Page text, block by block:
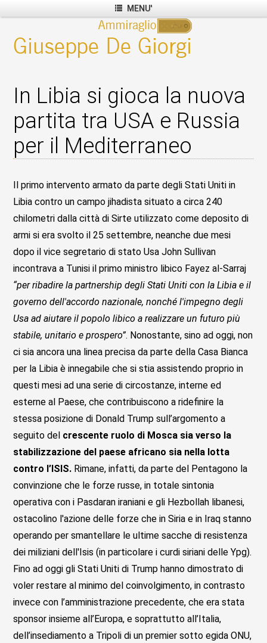
MENU'
In Libia si gioca la nuova
partita tra USA e Russia
per il Mediterraneo
Il primo intervento armato da parte degli Stati Uniti in
Libia contro un campo jihadista situato a circa 240
chilometri dalla città di Sirte utilizzato come deposito di
armi si era svolto il 25 settembre, neanche due mesi
dopo il vice segretario di stato Usa John Sullivan
incontrava a Tunisi il primo ministro libico Fayez al-Sarraj
“per ribadire la partnership degli Stati Uniti con la Libia e il
governo dell'accordo nazionale, nonchél'impegno degli
Usa ad aiutare il popolo libico a realizzare un futuro più
stabile, unitario e prospero”. Nonostante, sino ad oggi, non
ci sia ancora una linea precisa da parte della Casa Bianca
per la Libia è innegabile che si stia assistendo proprio in
questi mesi ad una serie di circostanze, interne ed
esterne al Paese, che contribuiscono a ridefinire la
stessa posizione di Donald Trump sull’argomento a
seguito del crescente ruolo di Mosca sia verso la
stabilizzazione del paese africano sia nella lotta
contro l’ISIS. Rimane, infatti, da parte del Pentagono la
convinzione che le forze russe, in totale sintonia
operativa con i Pasdaran iraniani e gli Hezbollah libanesi,
ostacolino l'azione delle forze che in Siria e in Iraq stanno
operando per smantellare le ultime sacche di resistenza
dei miliziani dell'Isis (in particolare i curdi siriani delle Ypg).
Fino ad oggi gli Stati Uniti di Trump hanno dimostrato di
voler restare al minimo del coinvolgimento, in contrasto
invece con l’amministrazione precedente, che era stata
sponsor insieme all’Europa, e soprattutto all’Italia,
dell’insediamento a Tripoli di un premier sotto egida ONU,